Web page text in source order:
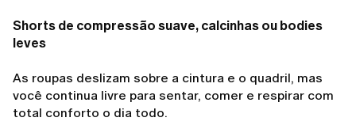
Shorts de compressão suave, calcinhas ou bodies
leves
As roupas deslizam sobre a cintura e o quadril, mas
você continua livre para sentar, comer e respirar com
total conforto o dia todo.